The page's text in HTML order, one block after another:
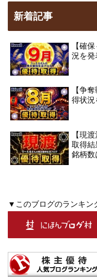
新着記事
【確
況を
【争
得状
【現
取得結
銘柄
▼このブログのランキン